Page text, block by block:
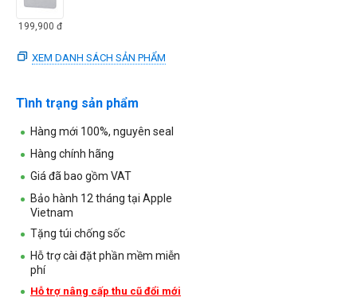
199,900 đ
XEM DANH SÁCH SẢN PHẨM
Tình trạng sản phẩm
Hàng mới 100%, nguyên seal
Hàng chính hãng
Giá đã bao gồm VAT
Bảo hành 12 tháng tại Apple
Vietnam
Tặng túi chống sốc
Hỗ trợ cài đặt phần mềm miễn
phí
Hỗ trợ nâng cấp thu cũ đổi mới